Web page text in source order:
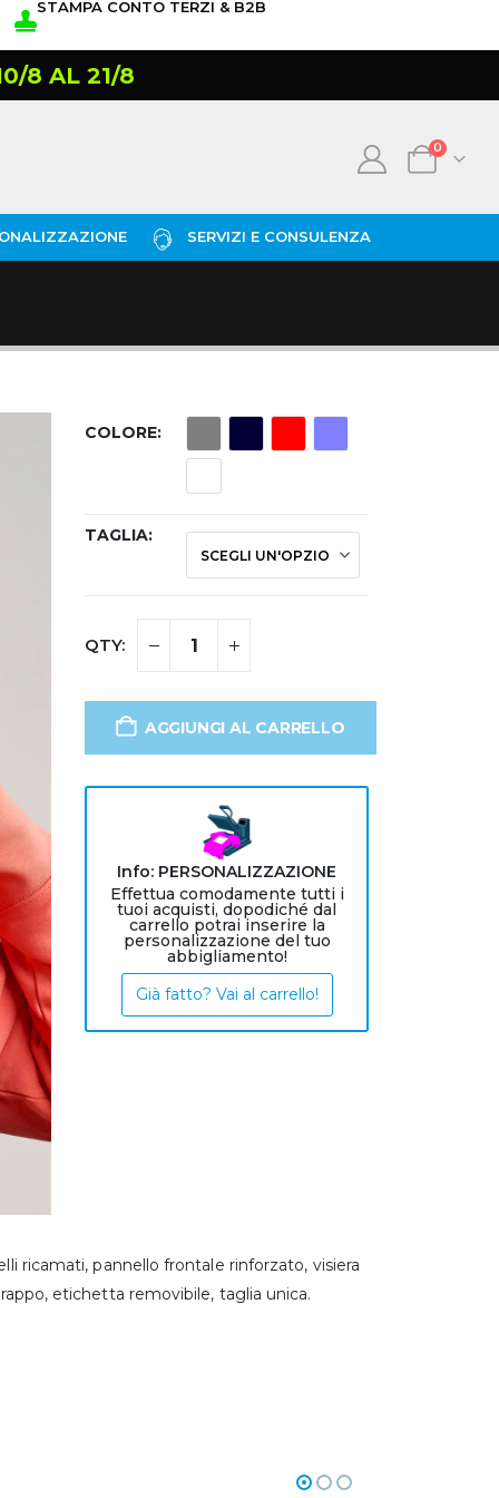
STAMPA CONTO TERZI & B2B
8 AL 21/8
0
SERVIZI E CONSULENZA
COLORE
TAGLIA
AGGIUNGI AL CARRELLO
Info: PERSONALIZZAZIONE
Effettua comodamente tutti i
tuoi acquisti, dopodiché dal
carrello potrai inserire la
personalizzazione del tuo
abbigliamento!
Già fatto? Vai al carrello!
ricamati, pannello frontale rinforzato, visiera
etichetta removibile, taglia unica.